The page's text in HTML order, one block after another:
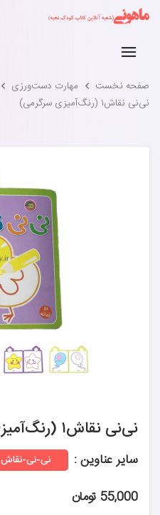
صفحه نخست مهارت‌ دست‌ورزی
نی‌نی نقاش۱ (رنگ‌آمیزی سرگرمی)
نی‌نی نقاش۱ (رنگ‌آمیزی سرگرمی)
سایر عناوین : نی-نی-نقاش
55,000 تومان